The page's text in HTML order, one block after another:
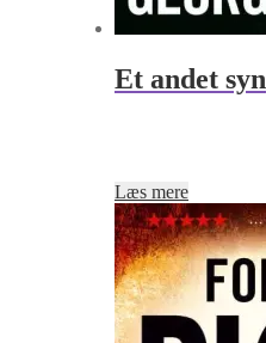
Et andet syn
Læs mere